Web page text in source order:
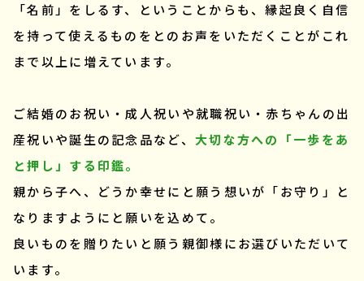
「名前」をしるす、ということからも、縁起良く自信
を持って使えるものをとのお声をいただくことがこれ
まで以上に増えています。
ご結婚のお祝い・成人祝いや就職祝い・赤ちゃんの出
産祝いや誕生の記念品など、 大切な方への「一歩をあ
と押し」する印鑑。
親から子へ、どうか幸せにと願う想いが「お守り」と
なりますようにと願いを込めて。
良いものを贈りたいと願う親御様にお選びいただいて
います。